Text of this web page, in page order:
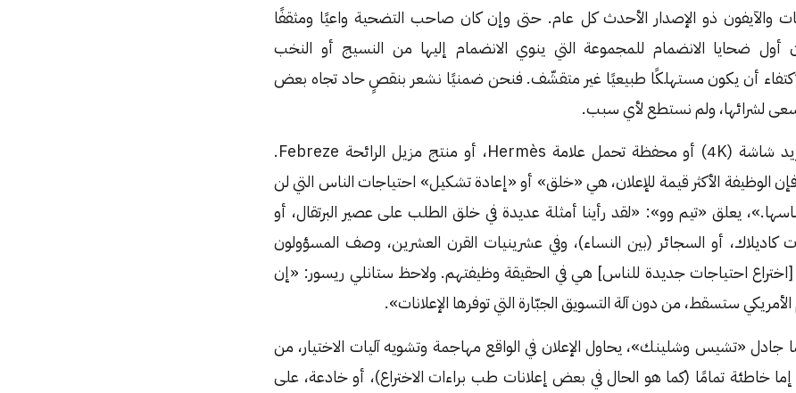
والآيفون ذو الإصدار الأحدث كل عام. حتى وإن كان صاحب التضحية واعيًا ومثقفًا
أول ضحايا الانضمام للمجموعة التي ينوي الانضمام إليها من النسيج أو النخب
أن يكون مستهلكًا طبيعيًا غير متقشّف. فنحن ضمنيًا نشعر بنقصٍ حاد تجاه بعض
نسعى لشرائها، ولم نستطع لأي سبب.
«لا أحد يولد، وهو يريد شاشة (4K) أو محفظة تحمل علامة Hermès، أو منتج مزيل الرائحة Febreze.
فإن الوظيفة الأكثر قيمة للإعلان، هي «خلق» أو «إعادة تشكيل» احتياجات الناس التي لن
يعلق «تيم وو»: «لقد رأينا أمثلة عديدة في خلق الطلب على عصير البرتقال، أو
كاديلاك، أو السجائر (بين النساء)، وفي عشرينيات القرن العشرين، وصف المسؤولون
[اختراع احتياجات جديدة للناس] هي في الحقيقة وظيفتهم. ولاحظ ستانلي ريسور: «إن
الأمريكي ستسقط، من دون آلة التسويق الجبّارة التي توفرها الإعلانات».
جادل «تشيس وشلينك»، يحاول الإعلان في الواقع مهاجمة وتشويه آليات الاختيار، من
خاطئة تمامًا (كما هو الحال في بعض إعلانات طب براءات الاختراع)، أو خادعة، على